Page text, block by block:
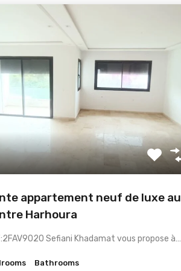
appartement neuf de luxe au
Harhoura
Sefiani Khadamat vous propose à…
Bathrooms